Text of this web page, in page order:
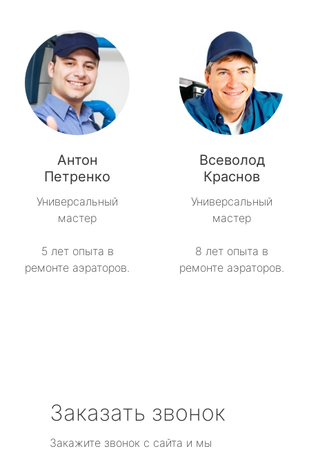
Антон
Петренко
Универсальный
мастер
5 лет опыта в
ремонте аэраторов.
Всеволод
Краснов
Универсальный
мастер
8 лет опыта в
ремонте аэраторов.
Заказать звонок
Закажите звонок с сайта и мы